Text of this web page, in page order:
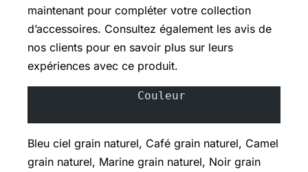
maintenant pour compléter votre collection
d’accessoires. Consultez également les avis de
nos clients pour en savoir plus sur leurs
expériences avec ce produit.
		Couleur
Bleu ciel grain naturel, Café grain naturel, Camel
grain naturel, Marine grain naturel, Noir grain